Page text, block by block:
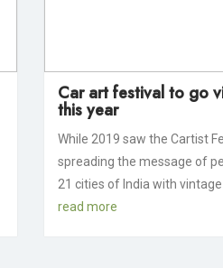
Car art festival to go
this year
While 2019 saw the Cartist
spreading the message of
21 cities of India with
read more